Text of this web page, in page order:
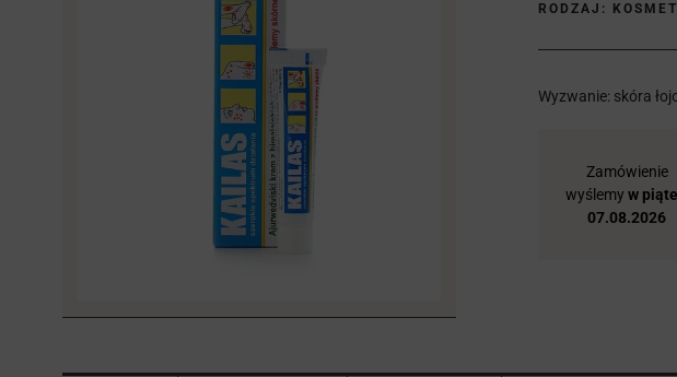
RODZAJ:
Wyzwanie: skóra
Zamówienie
wyślemy w
07.08.2026